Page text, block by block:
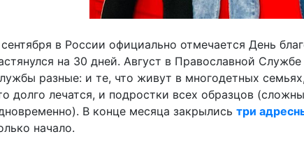
в России официально отмечается День
на 30 дней. Август в Православной
разные: и те, что живут в многодетных
долго лечатся, и подростки всех образцов
В конце месяца закрылись три
начало.